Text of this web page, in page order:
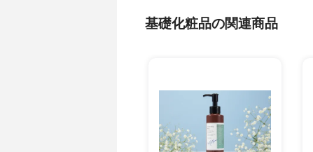
基礎化粧品の関連商品